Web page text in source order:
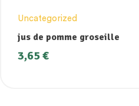
Uncategorized
jus de pomme groseille
3,65€